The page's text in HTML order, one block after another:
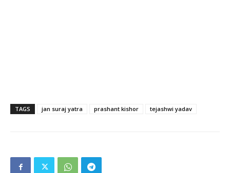
TAGS jan suraj yatra prashant kishor tejashwi yadav